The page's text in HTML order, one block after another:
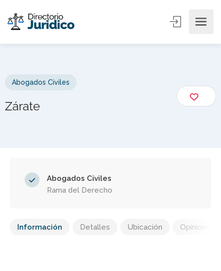
Abogados Civiles
Zárate
Abogados Civiles
Rama del Derecho
Información Detalles Ubicación Opiniones